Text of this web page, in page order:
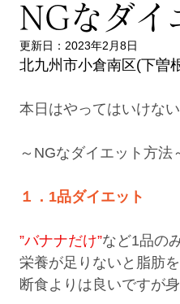
NGなダイ
更新日： 2023年2月8日
北九州市小倉南区(下曽
本日はやってはいけな
～NGなダイエット方法
１．1品ダイエット
”バナナだけ”など1品の
栄養が足りないと脂肪
断食よりは良いですが